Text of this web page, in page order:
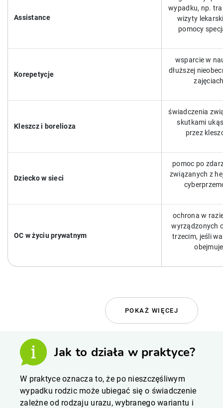
Assistance
wypadku, np.
wizyty
pomocy
Korepetycje
wsparcie w
dłuższej
Kleszcz i borelioza
świadczenia
skutkami
przez
Dziecko w sieci
pomoc po
związanych z
OC w życiu prywatnym
ochrona w
wyrządzonych
trzecim, jeśli
obejmuje
POKAŻ WIĘCEJ
Jak to działa w praktyce?
W praktyce oznacza to, że po nieszczęśliwym
wypadku rodzic może ubiegać się o świadczenie
zależne od rodzaju urazu, wybranego wariantu i